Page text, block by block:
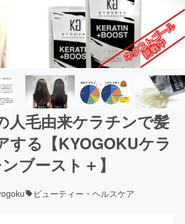
人毛由来ケラチンで髪
する【KYOGOKUケラ
ブースト＋】
ビューティー・ヘルスケア